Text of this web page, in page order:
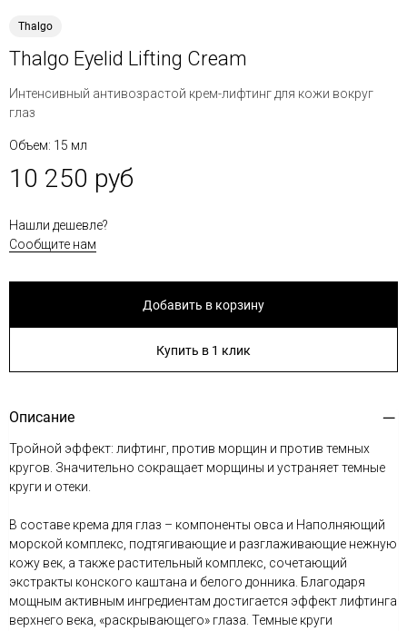
Thalgo
Thalgo Eyelid Lifting Cream
Интенсивный антивозрастой крем-лифтинг для кожи вокруг
глаз
Объем: 15 мл
10 250 руб
Нашли дешевле?
Сообщите нам
Добавить в корзину
Купить в 1 клик
Описание
Тройной эффект: лифтинг, против морщин и против темных
кругов. Значительно сокращает морщины и устраняет темные
круги и отеки.
В составе крема для глаз – компоненты овса и Наполняющий
морской комплекс, подтягивающие и разглаживающие нежную
кожу век, а также растительный комплекс, сочетающий
экстракты конского каштана и белого донника. Благодаря
мощным активным ингредиентам достигается эффект лифтинга
верхнего века, «раскрывающего» глаза. Темные круги